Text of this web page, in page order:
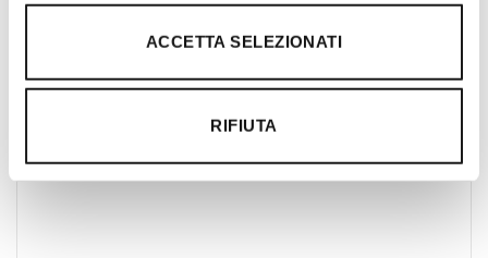
ACCETTA SELEZIONATI
RIFIUTA